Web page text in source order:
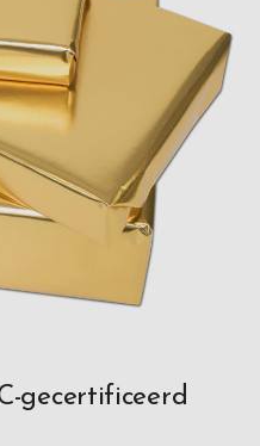
gecertificeerd